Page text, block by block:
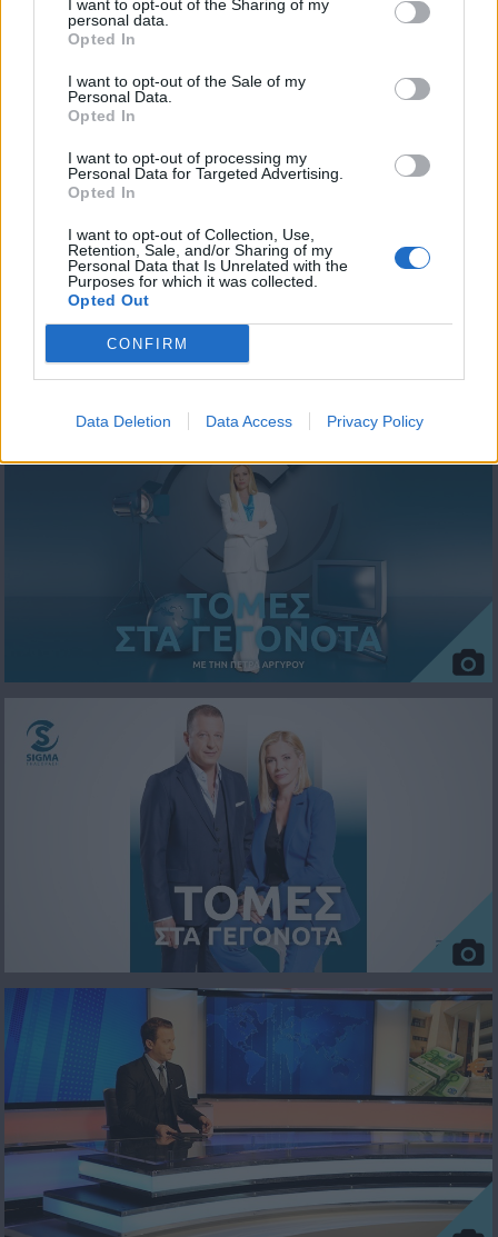
I want to opt-out of the Sharing of my
personal data.
Opted In
I want to opt-out of the Sale of my
Personal Data.
Opted In
I want to opt-out of processing my
Personal Data for Targeted Advertising.
Opted In
I want to opt-out of Collection, Use,
Retention, Sale, and/or Sharing of my
Personal Data that Is Unrelated with the
Purposes for which it was collected.
Opted Out
CONFIRM
Data Deletion Data Access Privacy Policy
ΦΩΤΟΓΡΑΦΙΕΣ